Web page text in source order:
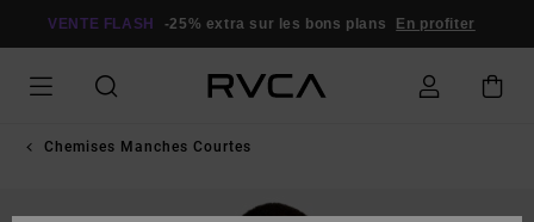
VENTE FLASH -25% extra sur les bons plans En profiter
Chemises Manches Courtes